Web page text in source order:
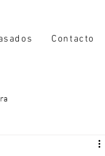
Contacto